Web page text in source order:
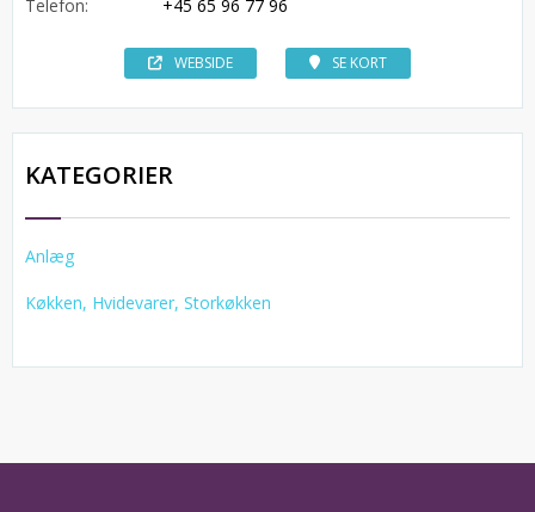
Telefon:
+45 65 96 77 96
WEBSIDE SE KORT
KATEGORIER
Anlæg
Køkken, Hvidevarer, Storkøkken